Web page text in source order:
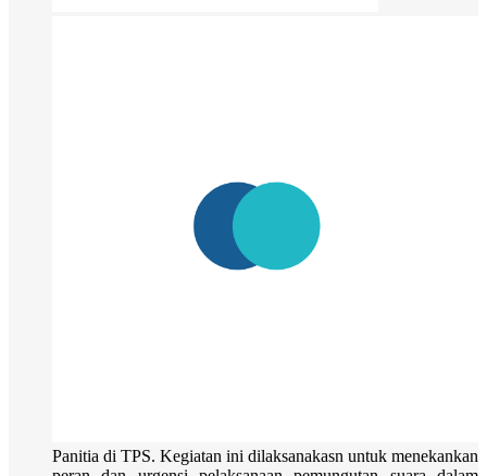
Panitia di TPS. Kegiatan ini dilaksanakasn untuk menekankan